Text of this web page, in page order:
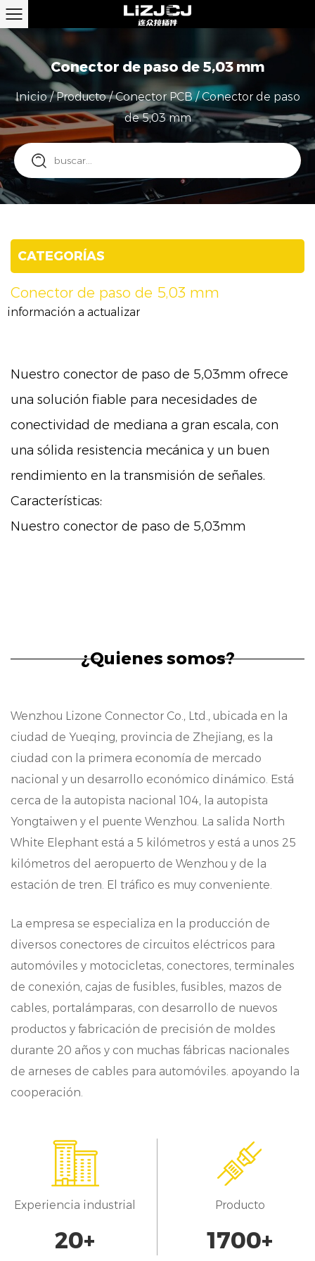
Conector de paso de 5,03 mm
Inicio/Producto/Conector PCB/Conector de paso
de 5,03 mm
CATEGORÍAS
Conector de paso de 5,03 mm
información a actualizar
Nuestro conector de paso de 5,03mm ofrece
una solución fiable para necesidades de
conectividad de mediana a gran escala, con
una sólida resistencia mecánica y un buen
rendimiento en la transmisión de señales.
Características:
Nuestro conector de paso de 5,03mm
señales garantizan una transferencia de
elección fiable para diversas aplicaciones.
Resistencia mecánica:
Uno de los atributos clave de nuestro
conector de paso 5,03mm es su
impresionante resistencia mecánica.
Diseñado para soportar diferentes
condiciones ambientales y esfuerzos físicos,
estables. Su resistencia hace que sea
especialmente adecuado para entornos
exigentes, como aplicaciones de automoción.
Rendimiento de transmisión de señales:
Con un enfoque en el mantenimiento de la
integridad de la señal, nuestro conector de
paso de 5,03mm sobresale en la entrega de
interferencia, garantizando un buen
rendimiento incluso en entornos de alto
ruido. Ya sea para conexiones de
alimentación, interfaces de módulo de
¿Quienes somos?
Wenzhou Lizone Connector Co., Ltd., ubicada en la
ciudad de Yueqing, provincia de Zhejiang, es la
ciudad con la primera economía de mercado
nacional y un desarrollo económico dinámico. Está
cerca de la autopista nacional 104, la autopista
Yongtaiwen y el puente Wenzhou. La salida North
White Elephant está a 5 kilómetros y está a unos 25
kilómetros del aeropuerto de Wenzhou y de la
estación de tren. El tráfico es muy conveniente.
La empresa se especializa en la producción de
diversos conectores de circuitos eléctricos para
automóviles y motocicletas, conectores, terminales
de conexión, cajas de fusibles, fusibles, mazos de
cables, portalámparas, con desarrollo de nuevos
productos y fabricación de precisión de moldes
durante 20 años y con muchas fábricas nacionales
de arneses de cables para automóviles. apoyando la
cooperación.
Experiencia industrial
20+
Producto
1700+